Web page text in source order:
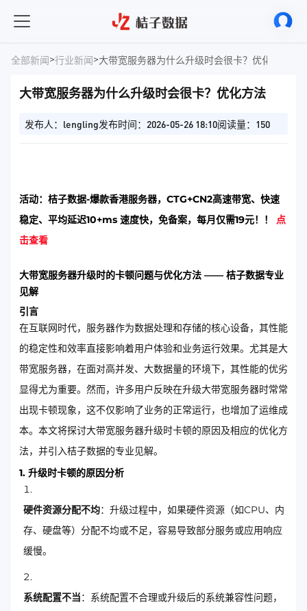
全部新闻>行业新闻>大带宽服务器为什么升级时会很卡？优化方法
大带宽服务器为什么升级时会很卡？优化方法
发布人：lengling发布时间：2026-05-26 18:10阅读量：150
活动：桔子数据-爆款香港服务器，CTG+CN2高速带宽、快速
稳定、平均延迟10+ms 速度快，免备案，每月仅需19元！！ 点
击查看
大带宽服务器升级时的卡顿问题与优化方法 —— 桔子数据专业
见解
引言
在互联网时代，服务器作为数据处理和存储的核心设备，其性能
的稳定性和效率直接影响着用户体验和业务运行效果。尤其是大
带宽服务器，在面对高并发、大数据量的环境下，其性能的优劣
显得尤为重要。然而，许多用户反映在升级大带宽服务器时常常
出现卡顿现象，这不仅影响了业务的正常运行，也增加了运维成
本。本文将探讨大带宽服务器升级时卡顿的原因及相应的优化方
法，并引入桔子数据的专业见解。
1. 升级时卡顿的原因分析
硬件资源分配不均：升级过程中，如果硬件资源（如CPU、内
存、硬盘等）分配不均或不足，容易导致部分服务或应用响应
缓慢。
系统配置不当：系统配置不合理或升级后的系统兼容性问题，